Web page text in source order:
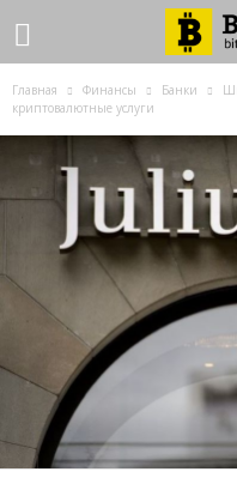
Главная Финансы Банки
криптовалютные услуги